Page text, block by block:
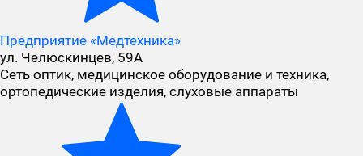
Предприятие «Медтехника»
ул. Челюскинцев, 59А
Сеть оптик, медицинское оборудование и техника,
ортопедические изделия, слуховые аппараты